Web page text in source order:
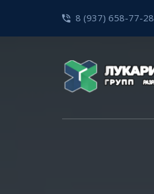
8 (937) 658-77-28